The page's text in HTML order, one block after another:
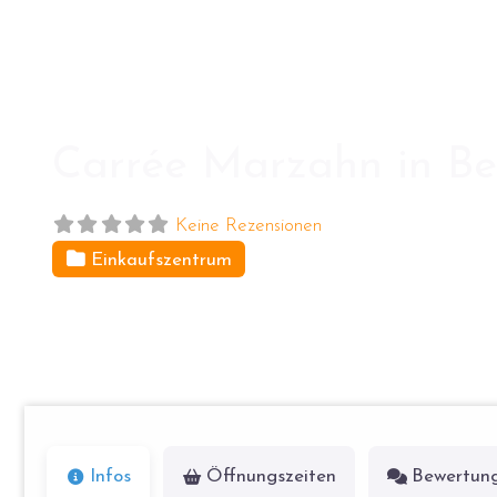
Keine Rezensionen
Einkaufszentrum
Infos Öffnungszeiten